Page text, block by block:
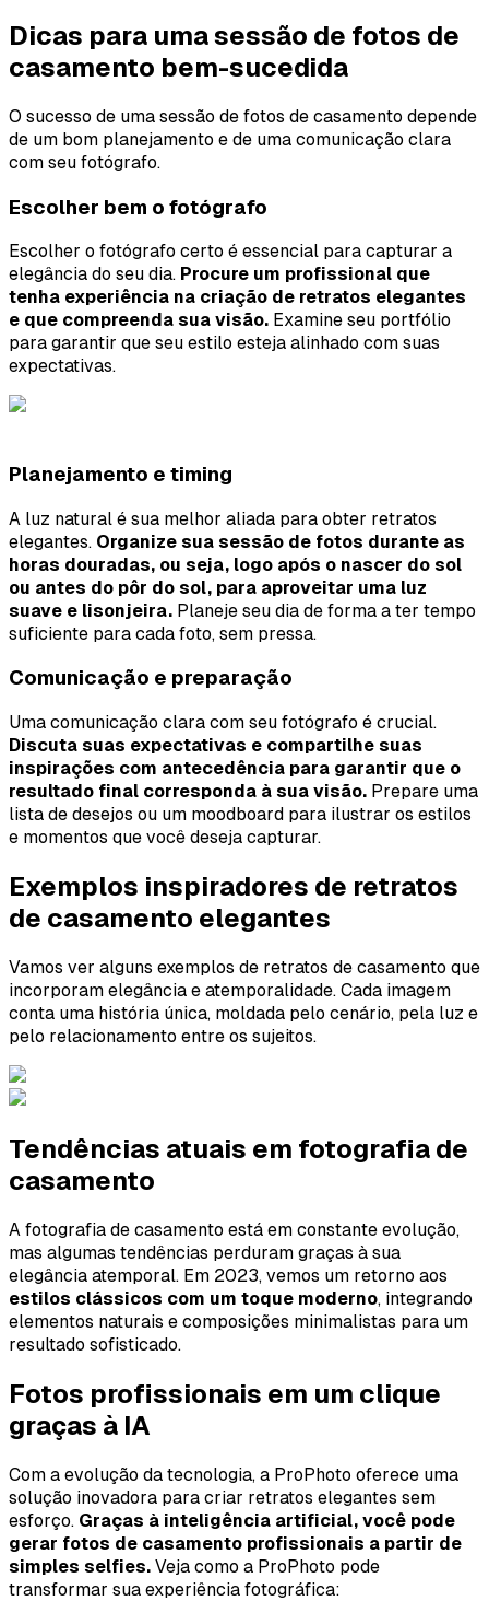
Dicas para uma sessão de fotos de
casamento bem-sucedida
O sucesso de uma sessão de fotos de casamento depende
de um bom planejamento e de uma comunicação clara
com seu fotógrafo.
Escolher bem o fotógrafo
Escolher o fotógrafo certo é essencial para capturar a
elegância do seu dia. Procure um profissional que
tenha experiência na criação de retratos elegantes
e que compreenda sua visão. Examine seu portfólio
para garantir que seu estilo esteja alinhado com suas
expectativas.
Planejamento e timing
A luz natural é sua melhor aliada para obter retratos
elegantes. Organize sua sessão de fotos durante as
horas douradas, ou seja, logo após o nascer do sol
ou antes do pôr do sol, para aproveitar uma luz
suave e lisonjeira. Planeje seu dia de forma a ter tempo
suficiente para cada foto, sem pressa.
Comunicação e preparação
Uma comunicação clara com seu fotógrafo é crucial.
Discuta suas expectativas e compartilhe suas
inspirações com antecedência para garantir que o
resultado final corresponda à sua visão. Prepare uma
lista de desejos ou um moodboard para ilustrar os estilos
e momentos que você deseja capturar.
Exemplos inspiradores de retratos
de casamento elegantes
Vamos ver alguns exemplos de retratos de casamento que
incorporam elegância e atemporalidade. Cada imagem
conta uma história única, moldada pelo cenário, pela luz e
pelo relacionamento entre os sujeitos.
Tendências atuais em fotografia de
casamento
A fotografia de casamento está em constante evolução,
mas algumas tendências perduram graças à sua
elegância atemporal. Em 2023, vemos um retorno aos
estilos clássicos com um toque moderno, integrando
elementos naturais e composições minimalistas para um
resultado sofisticado.
Fotos profissionais em um clique
graças à IA
Com a evolução da tecnologia, a ProPhoto oferece uma
solução inovadora para criar retratos elegantes sem
esforço. Graças à inteligência artificial, você pode
gerar fotos de casamento profissionais a partir de
simples selfies. Veja como a ProPhoto pode
transformar sua experiência fotográfica: